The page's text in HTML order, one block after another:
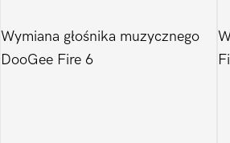
Wymiana głośnika muzycznego
DooGee Fire 6